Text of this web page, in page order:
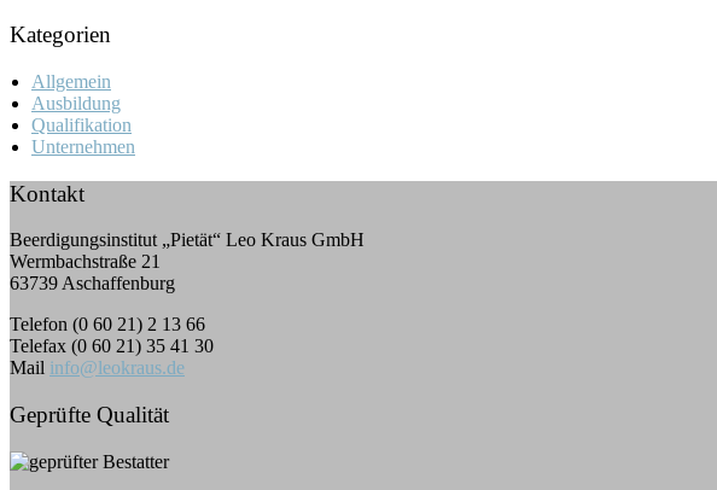
Kategorien
Allgemein
Ausbildung
Qualifikation
Unternehmen
Kontakt
Beerdigungsinstitut „Pietät“ Leo Kraus GmbH
Wermbachstraße 21
63739 Aschaffenburg
Telefon (0 60 21) 2 13 66
Telefax (0 60 21) 35 41 30
Mail info@leokraus.de
Geprüfte Qualität